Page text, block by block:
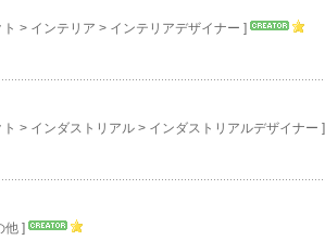
> インテリア > インテリアデザイナー ]
> インダストリアル > インダストリアルデザイナー ]
他 ]